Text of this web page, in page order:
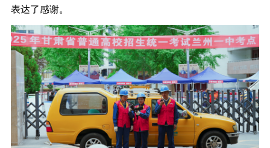
表达了感谢。